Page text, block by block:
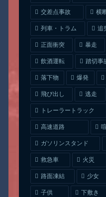
交差点事故 横
列車・トラム 追
正面衝突 暴走
飲酒運転 踏切事
落下物 爆発
飛び出し 逃走
トレーラートラック
高速道路
ガソリンスタンド
救急車 火災
路面凍結 少女
子供 下敷き